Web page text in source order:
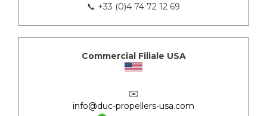
📞 +33 (0)4 74 72 12 69
Commercial Filiale USA
✉️
info@duc-propellers-usa.com